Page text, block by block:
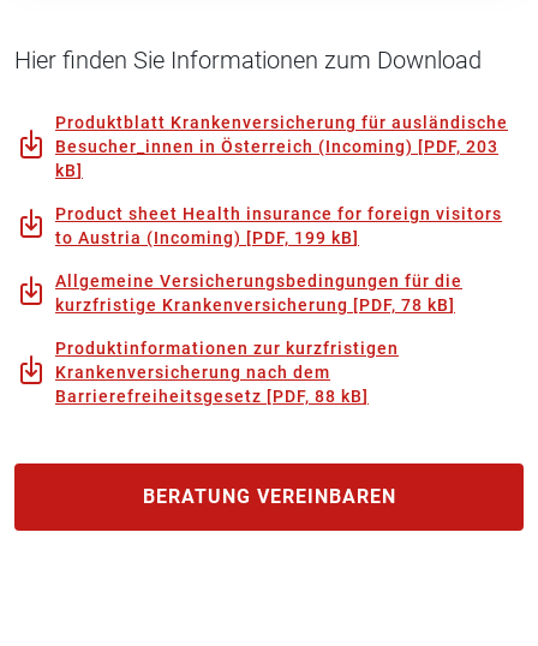
Hier finden Sie Informationen zum Download
Produktblatt Krankenversicherung für ausländische
Besucher_innen in Österreich (Incoming) [PDF, 203
kB]
Product sheet Health insurance for foreign visitors
to Austria (Incoming) [PDF, 199 kB]
Allgemeine Versicherungsbedingungen für die
kurzfristige Krankenversicherung [PDF, 78 kB]
Produktinformationen zur kurzfristigen
Krankenversicherung nach dem
Barrierefreiheitsgesetz [PDF, 88 kB]
BERATUNG VEREINBAREN